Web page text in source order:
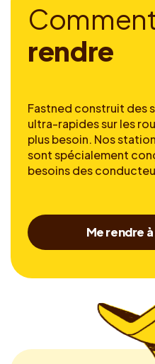
Comment
rendre
Fastned construit des
ultra-rapides sur les
plus besoin. Nos
sont spécialement
besoins des
Me rendre